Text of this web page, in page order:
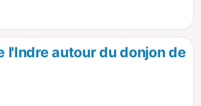
l'Indre autour du donjon de